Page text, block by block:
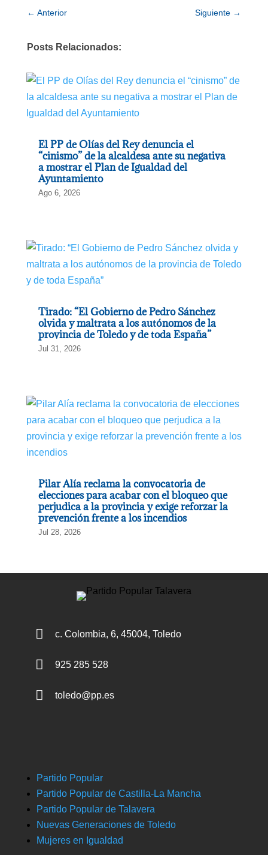
← Anterior Siguiente →
Posts Relacionados:
El PP de Olías del Rey denuncia el
“cinismo” de la alcaldesa ante su negativa
a mostrar el Plan de Igualdad del
Ayuntamiento
Ago 6, 2026
Tirado: “El Gobierno de Pedro Sánchez
olvida y maltrata a los autónomos de la
provincia de Toledo y de toda España”
Jul 31, 2026
Pilar Alía reclama la convocatoria de
elecciones para acabar con el bloqueo que
perjudica a la provincia y exige reforzar la
prevención frente a los incendios
Jul 28, 2026
 c. Colombia, 6, 45004, Toledo
 925 285 528
 toledo@pp.es
Partido Popular
Partido Popular de Castilla-La Mancha
Partido Popular de Talavera
Nuevas Generaciones de Toledo
Mujeres en Igualdad